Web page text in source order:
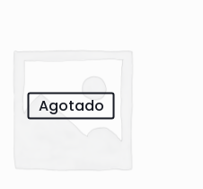
Agotado